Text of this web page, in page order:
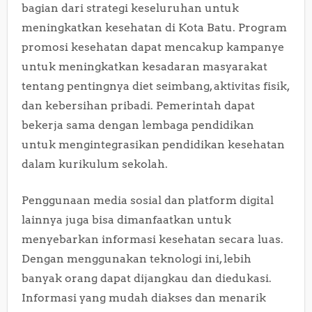
bagian dari strategi keseluruhan untuk
meningkatkan kesehatan di Kota Batu. Program
promosi kesehatan dapat mencakup kampanye
untuk meningkatkan kesadaran masyarakat
tentang pentingnya diet seimbang, aktivitas fisik,
dan kebersihan pribadi. Pemerintah dapat
bekerja sama dengan lembaga pendidikan
untuk mengintegrasikan pendidikan kesehatan
dalam kurikulum sekolah.
Penggunaan media sosial dan platform digital
lainnya juga bisa dimanfaatkan untuk
menyebarkan informasi kesehatan secara luas.
Dengan menggunakan teknologi ini, lebih
banyak orang dapat dijangkau dan diedukasi.
Informasi yang mudah diakses dan menarik